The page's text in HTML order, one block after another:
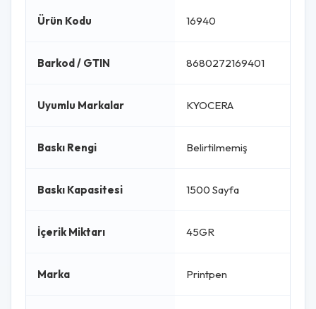
Ürün Kodu 16940
Barkod / GTIN 8680272169401
Uyumlu Markalar KYOCERA
Baskı Rengi Belirtilmemiş
Baskı Kapasitesi 1500 Sayfa
İçerik Miktarı 45GR
Marka Printpen